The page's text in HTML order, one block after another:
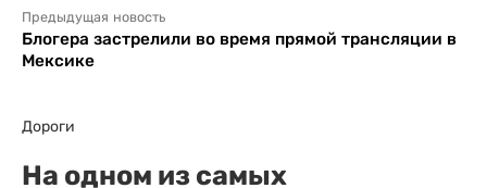
Предыдущая новость
Блогера застрелили во время прямой трансляции в
Мексике
Дороги
На одном из самых